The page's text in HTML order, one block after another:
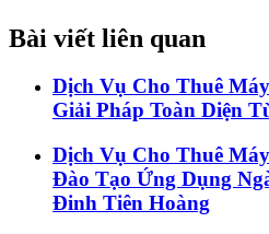
Bài viết liên quan
Dịch Vụ Cho Thuê
Giải Pháp Toàn Diện
Dịch Vụ Cho Thuê
Đào Tạo Ứng Dụng
Đinh Tiên Hoàng